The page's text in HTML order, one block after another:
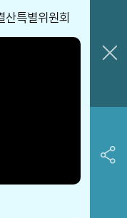
산특별위원회